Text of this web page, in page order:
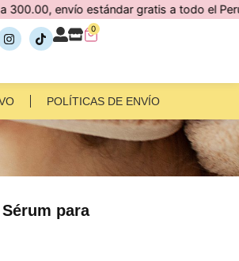
envío estándar gratis a todo el Perú 🇵🇪
0
POLÍTICAS DE ENVÍO
para